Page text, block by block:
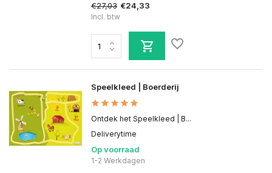
€27,03 €24,33
Incl. btw
Speelkleed | Boerderij
Ontdek het Speelkleed | B...
Deliverytime
Op voorraad
1-2 Werkdagen